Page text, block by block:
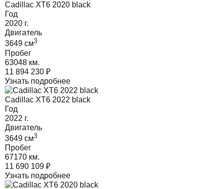
Cadillac XT6 2020 black
Год
2020 г.
Двигатель
3649 cм3
Пробег
63048 км.
11 894 230 ₽
Узнать подробнее
Cadillac XT6 2022 black
Год
2022 г.
Двигатель
3649 cм3
Пробег
67170 км.
11 690 109 ₽
Узнать подробнее